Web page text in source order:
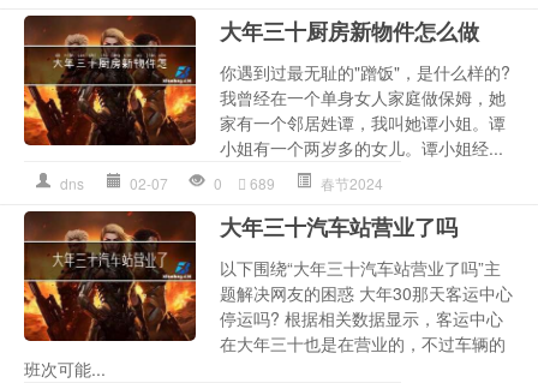
大年三十厨房新物件怎么做
你遇到过最无耻的"蹭饭"，是什么样的?
我曾经在一个单身女人家庭做保姆，她
家有一个邻居姓谭，我叫她谭小姐。谭
小姐有一个两岁多的女儿。谭小姐经...
dns 02-07 0 689 春节2024
大年三十汽车站营业了吗
以下围绕“大年三十汽车站营业了吗”主
题解决网友的困惑 大年30那天客运中心
停运吗? 根据相关数据显示，客运中心
在大年三十也是在营业的，不过车辆的
班次可能...